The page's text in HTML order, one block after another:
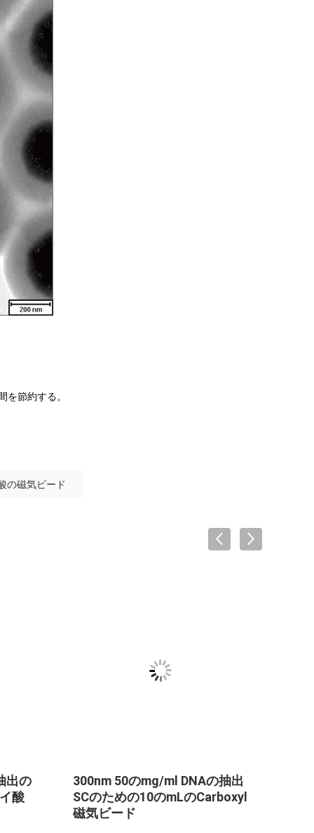
節約する。
の磁気ビード
極度の強い磁気のDNA
抽出のための10のmLの無水
イ酸の磁気ビード
DNAの抽出のシラ
ード500nm 50の